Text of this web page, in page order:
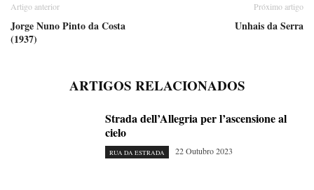
Artigo anterior
Jorge Nuno Pinto da Costa
(1937)
Próximo artigo
Unhais da Serra
ARTIGOS RELACIONADOS
Strada dell’Allegria per l’ascensione al
cielo
RUA DA ESTRADA 22 Outubro 2023